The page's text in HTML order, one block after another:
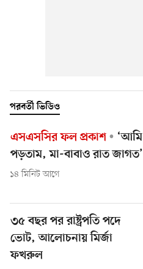
পরবর্তী ভিডিও
এসএসসির ফল প্রকাশ
‘আমি
পড়তাম, মা-বাবাও রাত জাগত’
১৪ মিনিট আগে
৩৫ বছর পর রাষ্ট্রপতি পদে
ভোট, আলোচনায় মির্জা
ফখরুল